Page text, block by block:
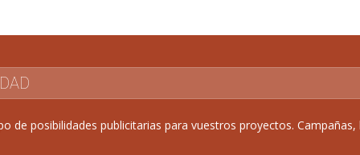
de posibilidades publicitarias para vuestros proyectos. Campañas,